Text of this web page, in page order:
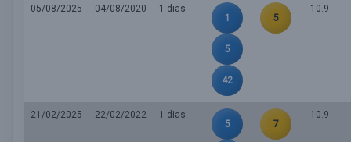
05/08/2025 04/08/2020
1 dias
1
5
42
5
10.9
21/02/2025 22/02/2022
1 dias
5
7
10.9